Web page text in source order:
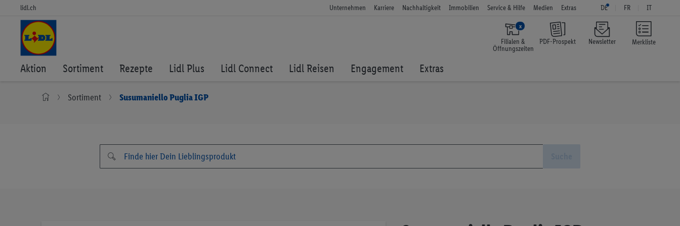
Merkliste
lidl.ch Unternehmen Karriere Nachhaltigkeit Immobilien Service & Hilfe Medien Extras DE FR IT
x
Filialen &
Öffnungszeiten
PDF-Prospekt Newsletter
Aktion Sortiment Rezepte Lidl Plus Lidl Connect Lidl Reisen Engagement Extras
Sortiment Susumaniello Puglia IGP